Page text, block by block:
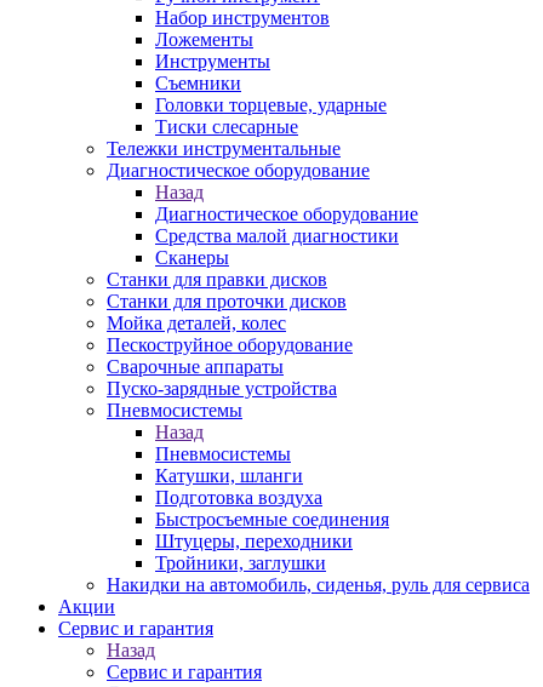
Набор инструментов
Ложементы
Инструменты
Съемники
Головки торцевые, ударные
Тиски слесарные
Тележки инструментальные
Диагностическое оборудование
Назад
Диагностическое оборудование
Средства малой диагностики
Сканеры
Станки для правки дисков
Станки для проточки дисков
Мойка деталей, колес
Пескоструйное оборудование
Сварочные аппараты
Пуско-зарядные устройства
Пневмосистемы
Назад
Пневмосистемы
Катушки, шланги
Подготовка воздуха
Быстросъемные соединения
Штуцеры, переходники
Тройники, заглушки
Накидки на автомобиль, сиденья, руль для сервиса
Акции
Сервис и гарантия
Назад
Сервис и гарантия